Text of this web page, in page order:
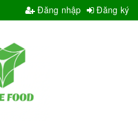
Đăng nhập Đăng ký